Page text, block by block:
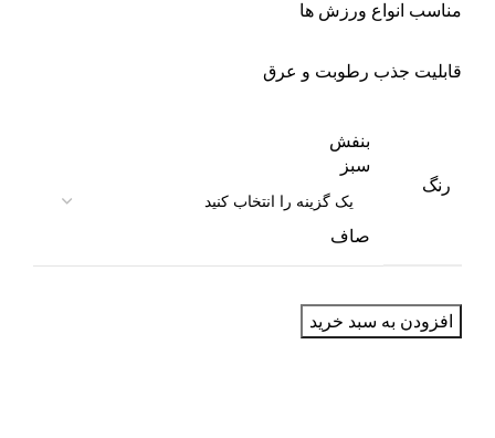
مناسب انواع ورزش ها
قابلیت جذب رطوبت و عرق
رنگ
بنفش
سبز
صاف
افزودن به سبد خرید